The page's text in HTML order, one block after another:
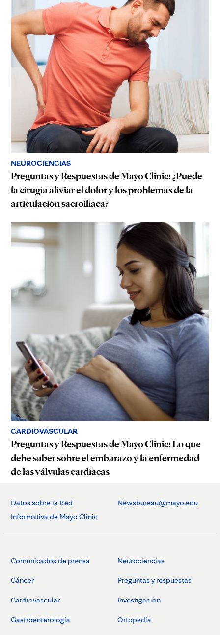
NEUROCIENCIAS
Preguntas y Respuestas de Mayo Clinic: ¿Puede
la cirugía aliviar el dolor y los problemas de la
articulación sacroilíaca?
CARDIOVASCULAR
Preguntas y Respuestas de Mayo Clinic: Lo que
debe saber sobre el embarazo y la enfermedad
de las válvulas cardíacas
Datos sobre la Red
Informativa de Mayo Clinic
Newsbureau@mayo.edu
Comunicados de prensa
Cáncer
Cardiovascular
Gastroenterología
Neurociencias
Preguntas y respuestas
Investigación
Ortopedía